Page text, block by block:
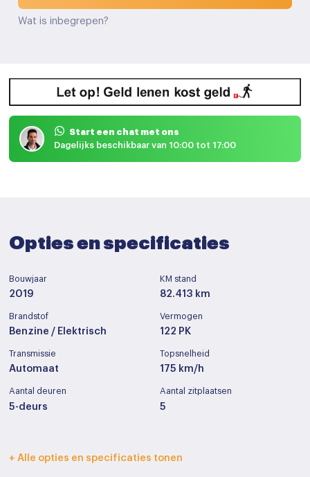
Wat is inbegrepen?
Start een chat met ons
Dagelijks beschikbaar van 10:00 tot 17:00
Opties en specificaties
Bouwjaar
2019
KM stand
82.413 km
Brandstof
Benzine / Elektrisch
Vermogen
122 PK
Transmissie
Automaat
Topsnelheid
175 km/h
Aantal deuren
5-deurs
Aantal zitplaatsen
5
Interieurkleur
+ Alle opties en specificaties tonen